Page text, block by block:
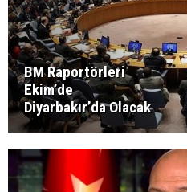
BM Raportörleri
Ekim’de
Diyarbakır’da Olacak